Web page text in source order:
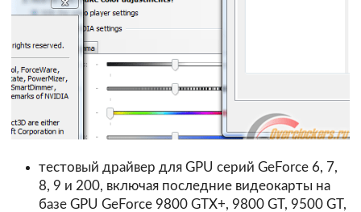
тестовый драйвер для GPU серий GeForce 6, 7,
8, 9 и 200, включая последние видеокарты на
базе GPU GeForce 9800 GTX+, 9800 GT, 9500 GT,